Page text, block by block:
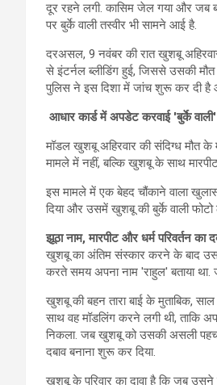
दूर रहने लगी. कासिम जेल गया और जब
पर बुर्के वाली तस्वीर भी सामने आई है.
दरअसल, 9 नवंबर की रात खुशबू
से इंटर्नल ब्लीडिंग हुई, जिससे उसकी
पुलिस ने इस दिशा में जांच शुरू कर दी है
आधार कार्ड में अपडेट करवाई 'बुर्के
मॉडल खुशबू अहिरवार की संदिग्ध मौत के
मामले में नहीं, बल्कि खुशबू के साथ
इस मामले में एक बेहद चौंकाने वाला
दिया और उसमें खुशबू की बुर्के वाली फोटो
झूठा नाम, मारपीट और धर्म परिवर्तन का
खुशबू का अंतिम संस्कार करने के बाद
करते समय अपना नाम 'राहुल' बताया
खुशबू की बहन तारा बाई के मुताबिक,
साथ वह मॉडलिंग करने लगी थी, ताकि
निकला. जब खुशबू को उसकी असली
दबाव बनाना शुरू कर दिया.
खुशबू के परिवार का दावा है कि जब